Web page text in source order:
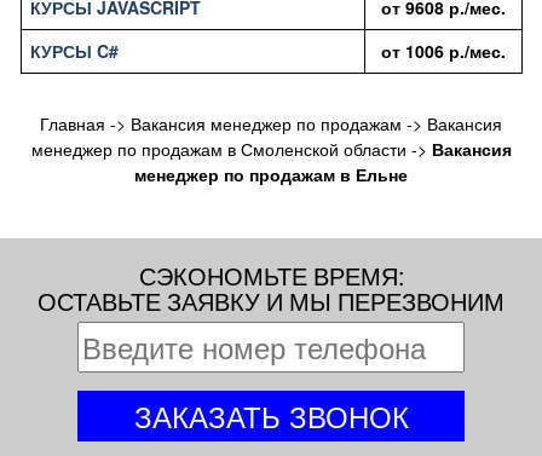
КУРСЫ JAVASCRIPT
от 9608 р./мес.
КУРСЫ C#
от 1006 р./мес.
Главная -> Вакансия менеджер по продажам -> Вакансия
менеджер по продажам в Смоленской области -> Вакансия
менеджер по продажам в Ельне
СЭКОНОМЬТЕ ВРЕМЯ:
ОСТАВЬТЕ ЗАЯВКУ И МЫ ПЕРЕЗВОНИМ